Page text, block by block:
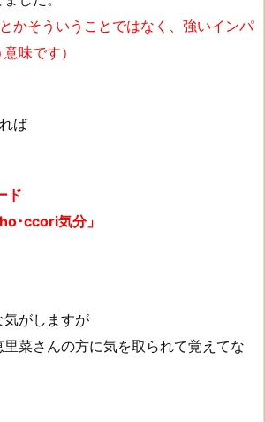
かそういうことではなく、強いインパ
味です）
ば
ド
･ccori気分」
がしますが
菜さんの方に気を取られて覚えてな